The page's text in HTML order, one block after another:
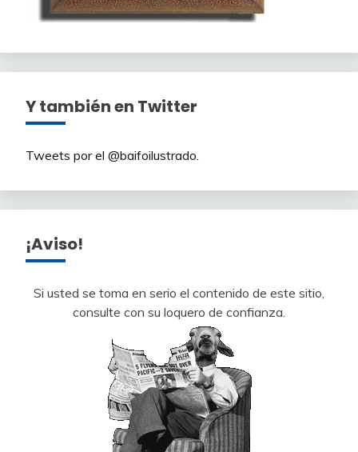
Y también en Twitter
Tweets por el @baifoilustrado.
¡Aviso!
Si usted se toma en serio el contenido de este sitio,
consulte con su loquero de confianza.